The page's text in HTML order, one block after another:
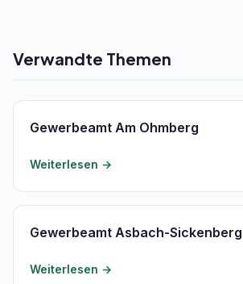
Verwandte Themen
Gewerbeamt Am Ohmberg
Weiterlesen →
Gewerbeamt Asbach-Sickenberg
Weiterlesen →